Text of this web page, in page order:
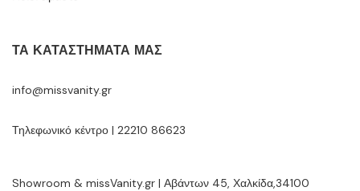
ΤΑ ΚΑΤΑΣΤΉΜΑΤΆ ΜΑΣ
info@missvanity.gr
Τηλεφωνικό κέντρο | 22210 86623
Showroom & missVanity.gr | Αβάντων 45, Χαλκίδα,34100